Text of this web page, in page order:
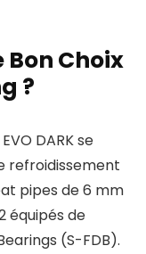
Bon Choix
?
DARK se
refroidissement
pipes de 6 mm
équipés de
(S-FDB).